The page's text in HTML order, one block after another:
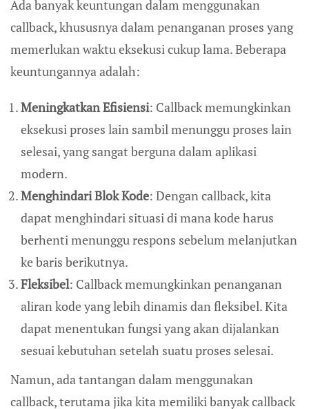
Ada banyak keuntungan dalam menggunakan
callback, khususnya dalam penanganan proses yang
memerlukan waktu eksekusi cukup lama. Beberapa
keuntungannya adalah:
Meningkatkan Efisiensi: Callback memungkinkan
eksekusi proses lain sambil menunggu proses lain
selesai, yang sangat berguna dalam aplikasi
modern.
Menghindari Blok Kode: Dengan callback, kita
dapat menghindari situasi di mana kode harus
berhenti menunggu respons sebelum melanjutkan
ke baris berikutnya.
Fleksibel: Callback memungkinkan penanganan
aliran kode yang lebih dinamis dan fleksibel. Kita
dapat menentukan fungsi yang akan dijalankan
sesuai kebutuhan setelah suatu proses selesai.
Namun, ada tantangan dalam menggunakan
callback, terutama jika kita memiliki banyak callback